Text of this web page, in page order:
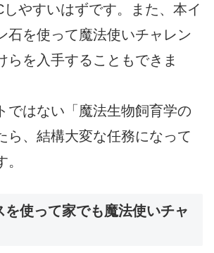
やすいはずです。また、本イ
石を使って魔法使いチャレン
らを入手することもできま
ではない「魔法生物飼育学の
ら、結構大変な任務になって
を使って家でも魔法使いチャ